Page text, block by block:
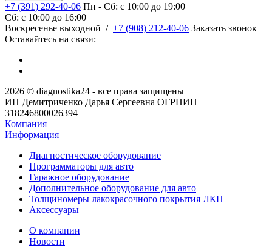
+7 (391) 292-40-06 Пн - Сб: c 10:00 до 19:00
Сб: c 10:00 до 16:00
​Воскресенье выходной / +7 (908) 212-40-06 Заказать звонок
Оставайтесь на связи:
2026 © diagnostika24 - все права защищены
ИП Демитриченко Дарья Сергеевна ОГРНИП
318246800026394
Компания
Информация
Диагностическое оборудование
Программаторы для авто
Гаражное оборудование
Дополнительное оборудование для авто
Толщиномеры лакокрасочного покрытия ЛКП
Аксессуары
О компании
Новости